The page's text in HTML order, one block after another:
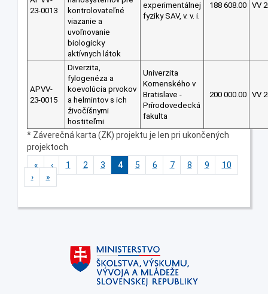
23-0013
kontrolovateľné
viazanie a
uvoľnovanie
biologicky
aktívnych látok
experimentálnej
fyziky SAV, v. v. i.
188 608.00 VV
APVV-
23-0015
Diverzita,
fylogenéza a
koevolúcia prvokov
a helmintov s ich
živočíšnymi
hostiteľmi
Univerzita
Komenského v
Bratislave -
Prírodovedecká
fakulta
200 000.00 VV
* Záverečná karta (ZK) projektu je len pri ukončených
projektoch
«
‹ 1 2 3 4 5 6 7 8 9
10
›
»